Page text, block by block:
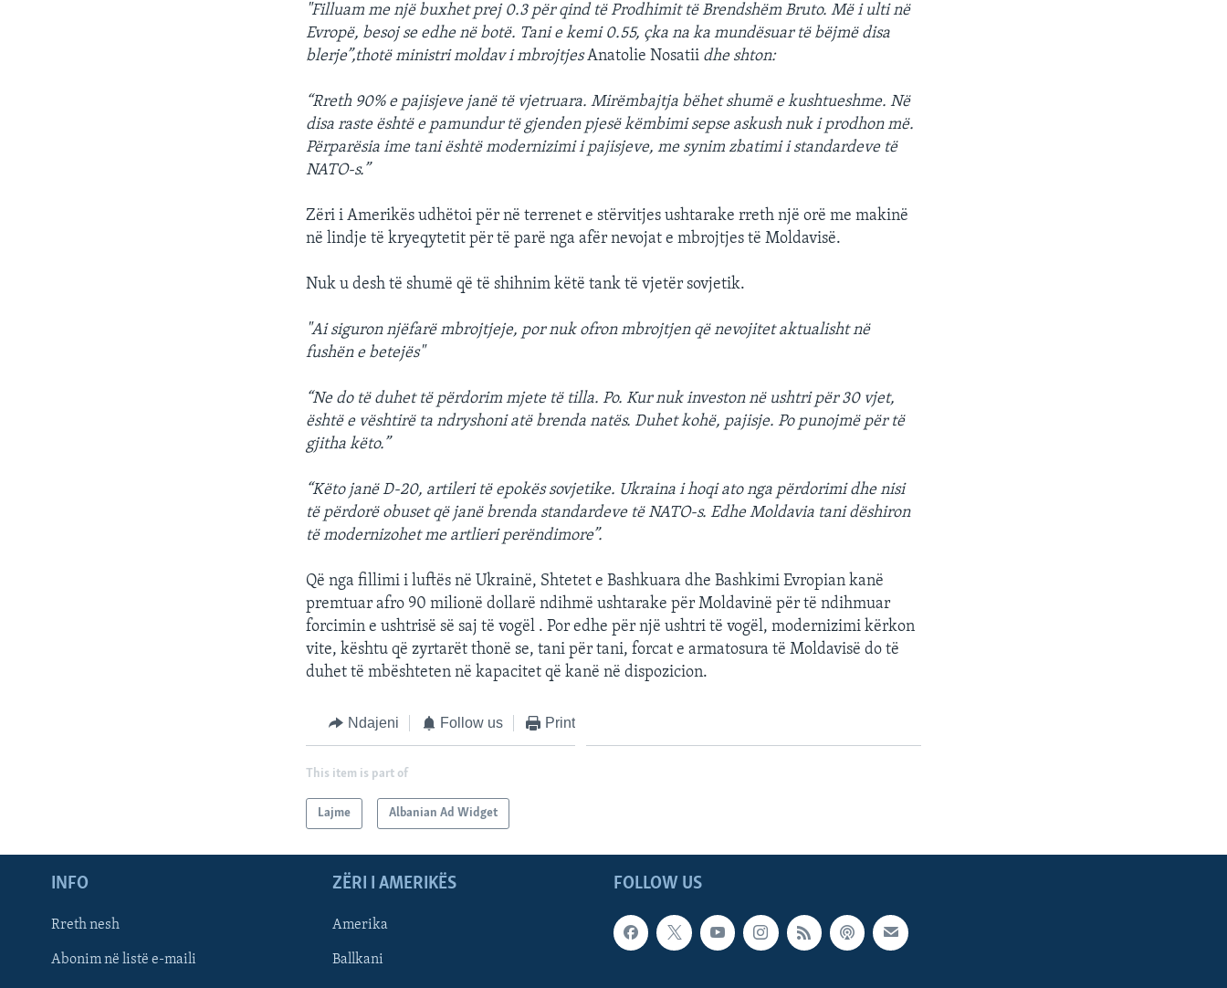
"Filluam me një buxhet prej 0.3 për qind të Prodhimit të Brendshëm Bruto. Më i ulti në
Evropë, besoj se edhe në botë. Tani e kemi 0.55, çka na ka mundësuar të bëjmë disa
blerje”,thotë ministri moldav i mbrojtjesAnatolie Nosatii dhe shton:
“Rreth 90% e pajisjeve janë të vjetruara. Mirëmbajtja bëhet shumë e kushtueshme. Në
disa raste është e pamundur të gjenden pjesë këmbimi sepse askush nuk i prodhon më.
Përparësia ime tani është modernizimi i pajisjeve, me synim zbatimi i standardeve të
NATO-s.”
Zëri i Amerikës udhëtoi për në terrenet e stërvitjes ushtarake rreth një orë me makinë
në lindje të kryeqytetit për të parë nga afër nevojat e mbrojtjes të Moldavisë.
Nuk u desh të shumë që të shihnim këtë tank të vjetër sovjetik.
"Ai siguron njëfarë mbrojtjeje, por nuk ofron mbrojtjen që nevojitet aktualisht në
fushën e betejës"
“Ne do të duhet të përdorim mjete të tilla. Po. Kur nuk investon në ushtri për 30 vjet,
është e vështirë ta ndryshoni atë brenda natës. Duhet kohë, pajisje. Po punojmë për të
gjitha këto.”
“Këto janë D-20, artileri të epokës sovjetike. Ukraina i hoqi ato nga përdorimi dhe nisi
të përdorë obuset që janë brenda standardeve të NATO-s. Edhe Moldavia tani dëshiron
të modernizohet me artlieri perëndimore”.
Që nga fillimi i luftës në Ukrainë, Shtetet e Bashkuara dhe Bashkimi Evropian kanë
premtuar afro 90 milionë dollarë ndihmë ushtarake për Moldavinë për të ndihmuar
forcimin e ushtrisë së saj të vogël . Por edhe për një ushtri të vogël, modernizimi kërkon
vite, kështu që zyrtarët thonë se, tani për tani, forcat e armatosura të Moldavisë do të
duhet të mbështeten në kapacitet që kanë në dispozicion.
Ndajeni Follow us Print
This item is part of
Lajme Albanian Ad Widget
FOLLOW US
INFO
Rreth nesh
Abonim në listë e-maili
ZËRI I AMERIKËS
Amerika
Ballkani